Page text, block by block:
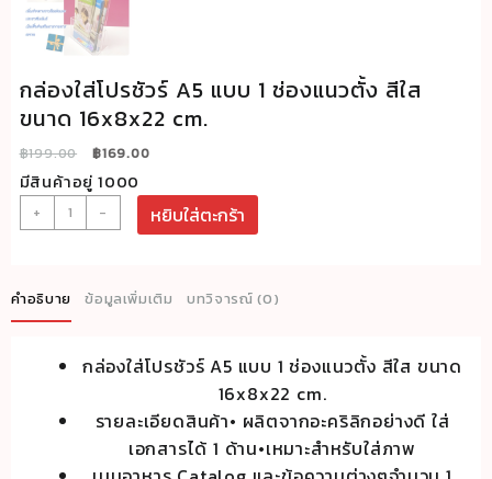
กล่องใส่โปรชัวร์ A5 แบบ 1 ช่องแนวตั้ง สีใส
ขนาด 16x8x22 cm.
฿199.00
Original
price
was:
฿199.00.
฿169.00Current
is:
฿169.00.
มีสินค้าอยู่ 1000
+
จำนวน
กล่อง
โปร
ชัวร์
แบบ
ช่อง
- หยิบใส่ตะกร้า
คำอธิบาย ข้อมูลเพิ่มเติม บทวิจารณ์ (0)
กล่องใส่โปรชัวร์ A5 แบบ 1 ช่องแนวตั้ง สีใส ขนาด
16x8x22 cm.
รายละเอียดสินค้า• ผลิตจากอะคริลิกอย่างดี ใส่
เอกสารได้ 1 ด้าน•เหมาะสำหรับใส่ภาพ